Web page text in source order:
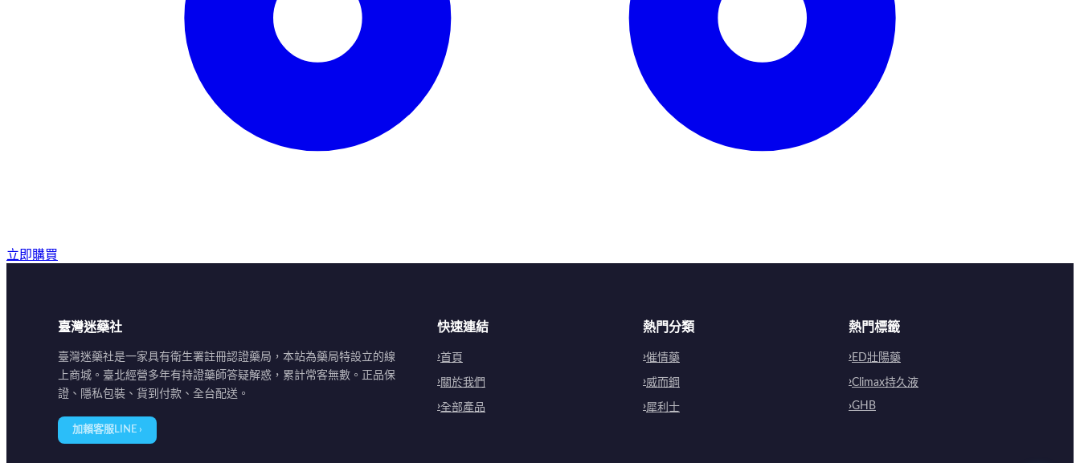
立即購買
臺灣迷藥社
臺灣迷藥社是一家具有衛生署註冊認證藥局，本站為藥局特設立的線
上商城。臺北經營多年有持證藥師答疑解惑，累計常客無數。正品保
證、隱私包裝、貨到付款、全台配送。
加賴客服LINE ›
快速連結
首頁
關於我們
全部產品
熱門分類
催情藥
威而鋼
犀利士
熱門標籤
ED壯陽藥
Climax持久液
GHB